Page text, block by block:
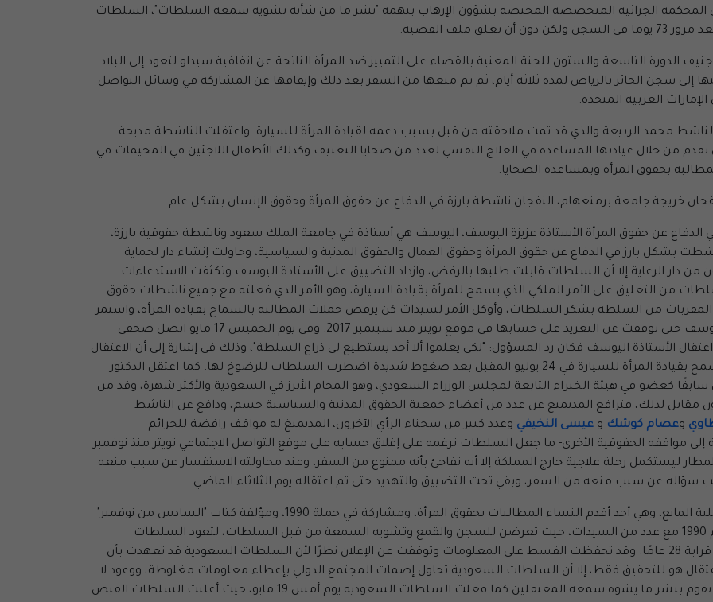
المحكمة الجزائية المتخصصة المختصة بشؤون الإرهاب بتهمة "نشر ما من شأنه تشويه سمعة السلطات"، السلطات
ملف القضية.
الدورة التاسعة والستون للجنة المعنية بالقضاء على التمييز ضد المرأة الناتجة عن اتفاقية سيداو لتعود إلى البلاد
إلى سجن الحائر بالرياض لمدة ثلاثة أيام، ثم تم منعها من السفر بعد ذلك وإيقافها عن المشاركة في وسائل التواصل
العربية المتحدة.
محمد الربيعة والذي قد تمت ملاحقته من قبل بسبب دعمه لقيادة المرأة للسيارة. واعتقلت الناشطة مديحة
من خلال عيادتها المساعدة في العلاج النفسي لعدد من ضحايا التعنيف وكذلك الأطفال اللاجئين في المخيمات في
بحقوق المرأة وبمساعدة الضحايا.
خريجة جامعة برمنغهام، النفجان ناشطة بارزة في الدفاع عن حقوق المرأة وحقوق الإنسان بشكل عام.
الدفاع عن حقوق المرأة الأستاذة عزيزة اليوسف، اليوسف هي أستاذة في جامعة الملك سعود وناشطة حقوقية بارزة،
بشكل بارز في الدفاع عن حقوق المرأة وحقوق العمال والحقوق المدنية والسياسية، وحاولت إنشاء دار لحماية
من دار الرعاية إلا أن السلطات قابلت طلبها بالرفض، وازداد التضييق على الأستاذة اليوسف وتكثفت الاستدعاءات
من التعليق على الأمر الملكي الذي يسمح للمرأة بقيادة السيارة، وهو الأمر الذي فعلته مع جميع ناشطات حقوق
من السلطة بشكر السلطات، وأوكل الأمر لسيدات كن يرفض حملات المطالبة بالسماح بقيادة المرأة، واستمر
الضغط على الناشطات وفي مقدمتهن الأستاذة اليوسف حتى توقفت عن التغريد على حسابها في موقع تويتر منذ سبتمبر 2017. وفي يوم الخميس 17 مايو اتصل صحفي
الأستاذة اليوسف فكان رد المسؤول: "لكي يعلموا ألا أحد يستطيع لي ذراع السلطة"، وذلك في إشارة إلى أن الاعتقال
هو انتقام السلطات السعودية التي من المقرر أن تسمح بقيادة المرأة للسيارة في 24 يوليو المقبل بعد ضغوط شديدة اضطرت السلطات للرضوخ لها. كما اعتقل الدكتور
كعضو في هيئة الخبراء التابعة لمجلس الوزراء السعودي، وهو المحام الأبرز في السعودية والأكثر شهرة، وقد من
مقابل لذلك، فترافع المديميغ عن عدد من أعضاء جمعية الحقوق المدنية والسياسية حسم، ودافع عن الناشط
وعصام كوشك و عيسى النخيفي وعدد كبير من سجناء الرأي الآخرون، المديميغ له مواقف رافضة للجرائم
مواقفه الحقوقية الأخرى- ما جعل السلطات ترغمه على إغلاق حسابه على موقع التواصل الاجتماعي تويتر منذ نوفمبر
ليستكمل رحلة علاجية خارج المملكة إلا أنه تفاجئ بأنه ممنوع من السفر، وعند محاولته الاستفسار عن سبب منعه
سؤاله عن سبب منعه من السفر، وبقي تحت التضييق والتهديد حتى تم اعتقاله يوم الثلاثاء الماضي.
واعتقلت السلطات الدكتورة عائشة المانع، عميدة كلية المانع، وهي أحد أقدم النساء المطالبات بحقوق المرأة، ومشاركة في حملة 1990، ومؤلفة كتاب "السادس من نوفمبر"
الذي يؤرخ للحملة التي قادت فيها المانع سيارتها عام 1990 مع عدد من السيدات، حيث تعرضن للسجن والقمع وتشويه السمعة من قبل السلطات، لتعود السلطات
وتمارس الدور ذاته مع عائشة المانع وذلك بعد مرور قرابة 28 عامًا. وقد تحفظت القسط على المعلومات وتوقفت عن الإعلان نظرًا لأن السلطات السعودية قد تعهدت بأن
هو للتحقيق فقط، إلا أن السلطات السعودية تحاول إصمات المجتمع الدولي بإعطاء معلومات مغلوطة، ووعود لا
تلتزم بها، حتى يصمت العالم عن انتهاكاتها، وبعدها تقوم بنشر ما يشوه سمعة المعتقلين كما فعلت السلطات السعودية يوم أمس 19 مايو، حيث أعلنت السلطات القبض